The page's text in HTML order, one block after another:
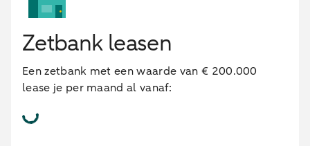
Zetbank leasen
Een zetbank met een waarde van € 200.000
lease je per maand al vanaf: